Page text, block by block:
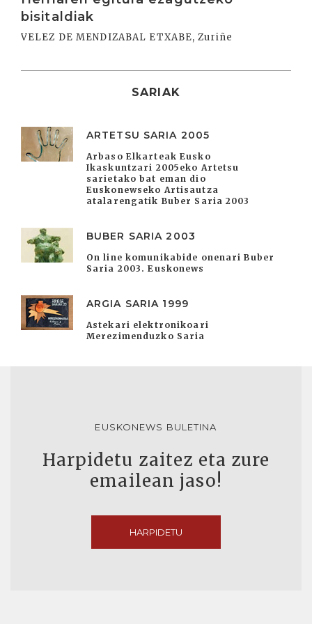
bisitaldiak
VELEZ DE MENDIZABAL ETXABE, Zuriñe
SARIAK
ARTETSU SARIA 2005
Arbaso Elkarteak Eusko
Ikaskuntzari 2005eko Artetsu
sarietako bat eman dio
Euskonewseko Artisautza
atalarengatik Buber Saria 2003
BUBER SARIA 2003
On line komunikabide onenari Buber
Saria 2003. Euskonews
ARGIA SARIA 1999
Astekari elektronikoari
Merezimenduzko Saria
EUSKONEWS BULETINA
Harpidetu zaitez eta zure
emailean jaso!
HARPIDETU